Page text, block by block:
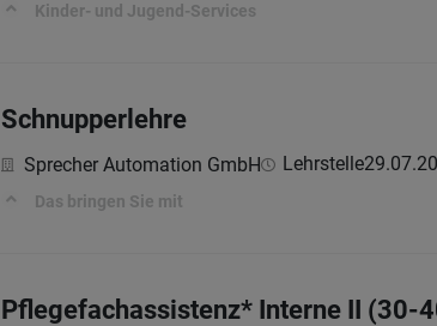
Kinder- und Jugend-Services
Schnupperlehre
Sprecher Automation GmbH Lehrstelle
Das bringen Sie mit
Pflegefachassistenz* Interne II (30-